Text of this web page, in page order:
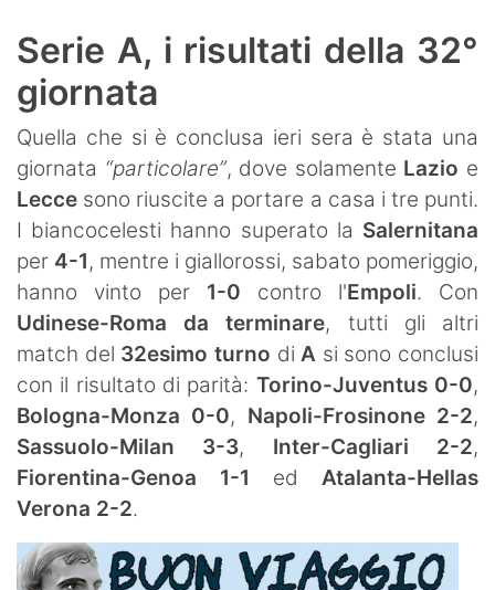
Serie A, i risultati della 32°
giornata
Quella che si è conclusa ieri sera è stata una
giornata “particolare”, dove solamente Lazio e
Lecce sono riuscite a portare a casa i tre punti.
I biancocelesti hanno superato la Salernitana
per 4-1, mentre i giallorossi, sabato pomeriggio,
hanno vinto per 1-0 contro l'Empoli. Con
Udinese-Roma
da terminare, tutti gli altri
match del 32esimo turno diA si sono conclusi
con il risultato di parità: Torino-Juventus 0-0,
Bologna-Monza 0-0, Napoli-Frosinone 2-2,
Sassuolo-Milan 3-3, Inter-Cagliari 2-2,
Fiorentina-Genoa 1-1 ed Atalanta-Hellas
Verona 2-2.